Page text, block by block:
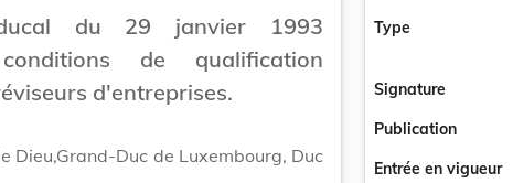
ducal du 29 janvier 1993
de qualification
d'entreprises.
Dieu,Grand-Duc de Luxembourg, Duc
Type
Signature
Publication
Entrée en vigueur